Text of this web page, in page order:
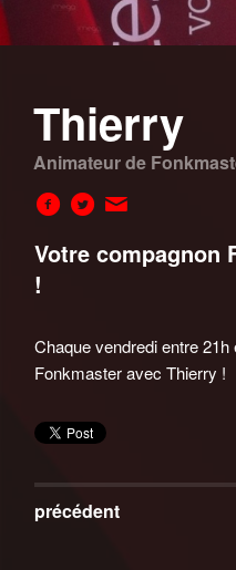
Thierry
Animateur de
Votre compagnon
!
Chaque vendredi entre
Fonkmaster avec Thierry !
précédent